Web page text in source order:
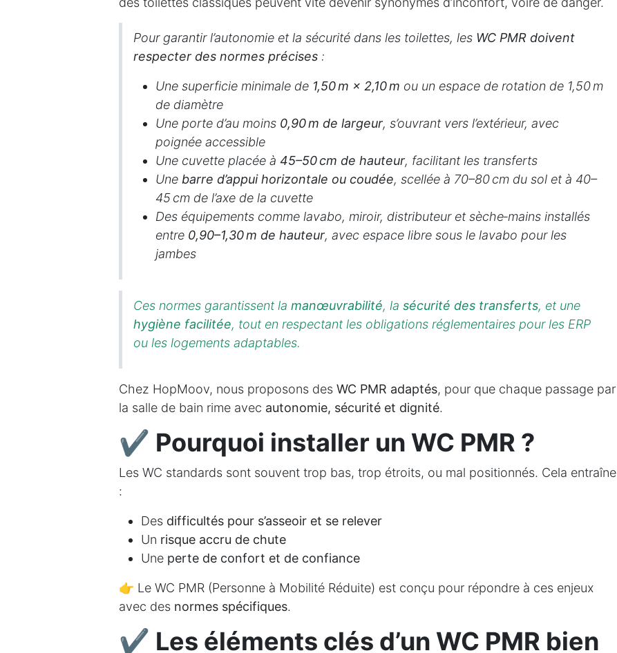
Pour garantir l’autonomie et la sécurité dans les toilettes, les WC PMR doivent
respecter des normes précises :
Une superficie minimale de 1,50 m × 2,10 m ou un espace de rotation de 1,50 m
de diamètre
Une porte d’au moins 0,90 m de largeur, s’ouvrant vers l’extérieur, avec
poignée accessible
Une cuvette placée à 45–50 cm de hauteur, facilitant les transferts
Une barre d’appui horizontale ou coudée, scellée à 70–80 cm du sol et à 40–
45 cm de l’axe de la cuvette
Des équipements comme lavabo, miroir, distributeur et sèche‑mains installés
entre 0,90–1,30 m de hauteur, avec espace libre sous le lavabo pour les
jambes
Ces normes garantissent la manœuvrabilité, la sécurité des transferts, et une
hygiène facilitée, tout en respectant les obligations réglementaires pour les ERP
ou les logements adaptables.
Chez HopMoov, nous proposons des WC PMR adaptés, pour que chaque passage par
la salle de bain rime avec autonomie, sécurité et dignité.
✔ Pourquoi installer un WC PMR ?
Les WC standards sont souvent trop bas, trop étroits, ou mal positionnés. Cela entraîne
:
Des difficultés pour s’asseoir et se relever
Un risque accru de chute
Une perte de confort et de confiance
👉 Le WC PMR (Personne à Mobilité Réduite) est conçu pour répondre à ces enjeux
avec des normes spécifiques.
✔ Les éléments clés d’un WC PMR bien